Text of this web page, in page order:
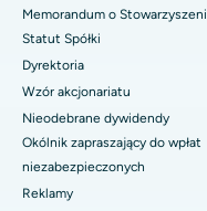
Najlepszy szpital w
Najlepszy szpital w Vijay
Najlepszy szpital przy
Najlepszy szpital przy
Głęboka stymulacja
Biopsja nerki
Paratyroidektomia
Chirurgia cytoredukcyjna
Memorandum o
Statut Spółki
Dyrektoria
Wzór akcjonariatu
Nieodebrane dywidendy
Okólnik zapraszający do wpłat
niezabezpieczonych
Reklamy